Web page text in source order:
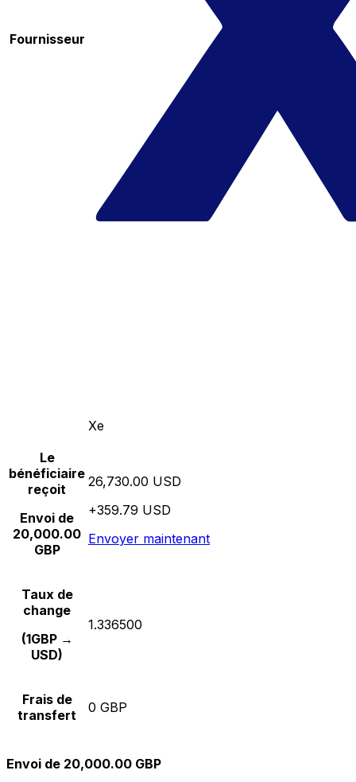
Fournisseur
Xe
Le
bénéficiaire
reçoit
Envoi de
20,000.00
GBP
26,730.00 USD
+359.79 USD
Envoyer maintenant
Taux de
change
(1GBP →
USD)
1.336500
Frais de
transfert
0 GBP
Envoi de 20,000.00 GBP